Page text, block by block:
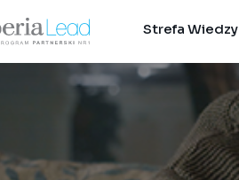
Strefa Wiedzy